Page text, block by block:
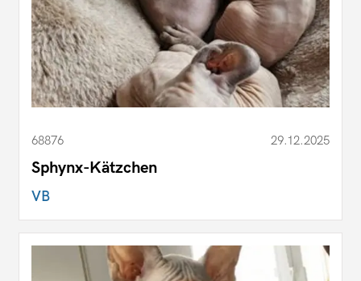
68876 29.12.2025
Sphynx-Kätzchen
VB